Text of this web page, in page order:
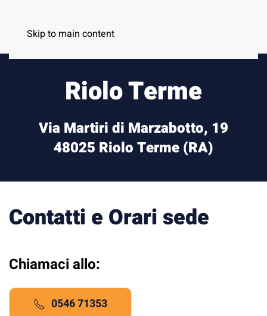
Skip to main content
Riolo Terme
Via Martiri di Marzabotto, 19
48025 Riolo Terme (RA)
Contatti e Orari sede
Chiamaci allo:
0546 71353